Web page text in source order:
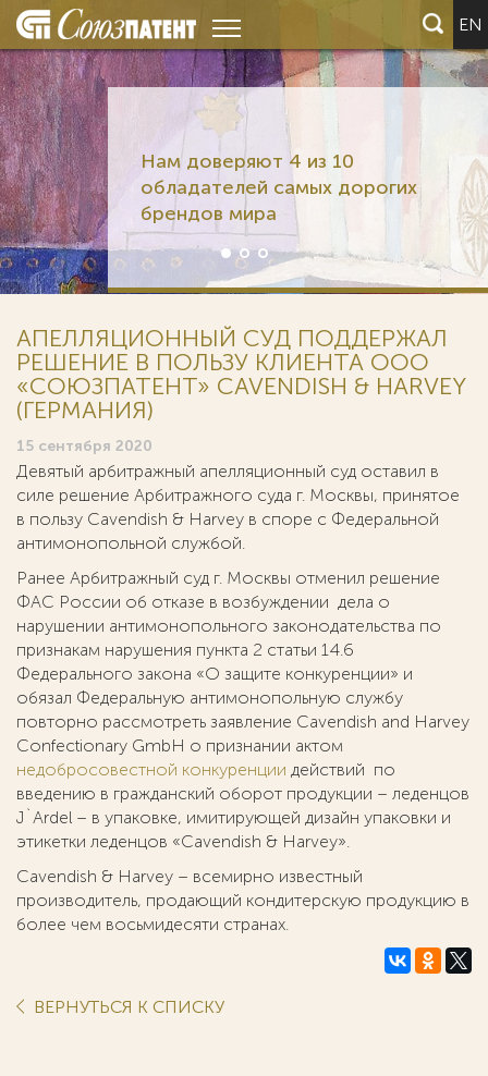
EN
Нам доверяют 4 из 10
обладателей самых дорогих
брендов мира
АПЕЛЛЯЦИОННЫЙ СУД ПОДДЕРЖАЛ
РЕШЕНИЕ В ПОЛЬЗУ КЛИЕНТА ООО
«СОЮЗПАТЕНТ» CAVENDISH & HARVEY
(ГЕРМАНИЯ)
15 сентября 2020
Девятый арбитражный апелляционный суд оставил в
силе решение Арбитражного суда г. Москвы, принятое
в пользу Cavendish & Harvey в споре с Федеральной
антимонопольной службой.
Ранее Арбитражный суд г. Москвы отменил решение
ФАС России об отказе в возбуждении дела о
нарушении антимонопольного законодательства по
признакам нарушения пункта 2 статьи 14.6
Федерального закона «О защите конкуренции» и
обязал Федеральную антимонопольную службу
повторно рассмотреть заявление Cavendish and Harvey
Confectionary GmbH о признании актом
недобросовестной конкуренции действий по
введению в гражданский оборот продукции – леденцов
J`Ardel – в упаковке, имитирующей дизайн упаковки и
этикетки леденцов «Cavendish & Harvey».
Cavendish & Harvey – всемирно известный
производитель, продающий кондитерскую продукцию в
более чем восьмидесяти странах.
ВЕРНУТЬСЯ К СПИСКУ